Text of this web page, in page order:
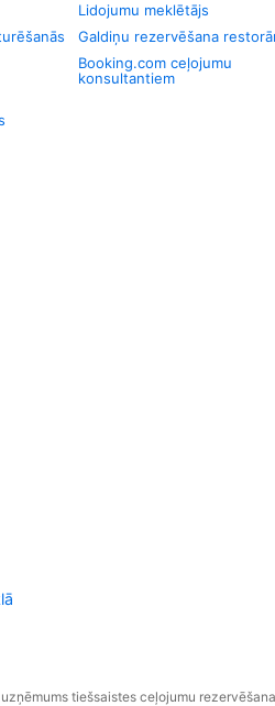
Lidojumu meklētājs
Galdiņu rezervēšana
Booking.com ceļojumu
konsultantiem
tiešsaistes ceļojumu